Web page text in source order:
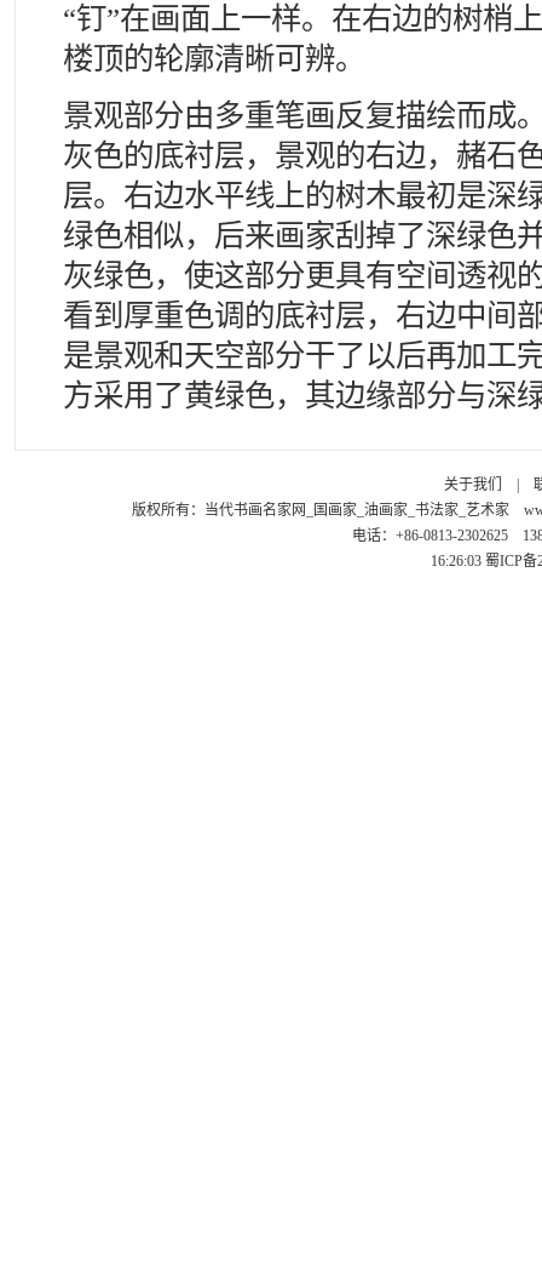
“钉”在画面上一样。在右边的树梢
楼顶的轮廓清晰可辨。
景观部分由多重笔画反复描绘而成
灰色的底衬层，景观的右边，赭石
层。右边水平线上的树木最初是深
绿色相似，后来画家刮掉了深绿色
灰绿色，使这部分更具有空间透视
看到厚重色调的底衬层，右边中间
是景观和天空部分干了以后再加工
方采用了黄绿色，其边缘部分与深
关于我们
版权所有： 当代书画名家网_国画家_油画家_书法家_艺术家
电话：+86-0813-2302625
16:26:03 蜀ICP备